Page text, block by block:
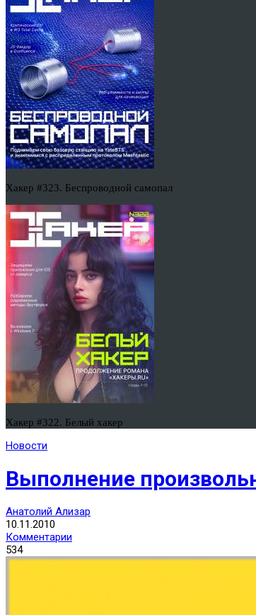
Хакер #323. Беспроводной самопал
Хакер #322. Белый хакер
Новости
Выполнение
Анатолий Ализар
10.11.2010
Комментарии
534